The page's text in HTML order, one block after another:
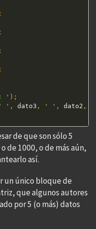
;
;
;
;
' ) ;
' ' , dato3 , ' ' , dato2 ,
de que son sólo 5
de 1000, o de más aún,
así.
un único bloque de
que algunos autores
por 5 (o más) datos